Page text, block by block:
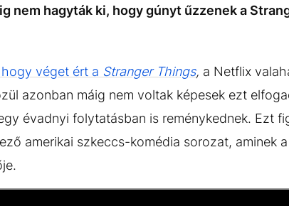
nem hagyták ki, hogy gúnyt űzzenek a
véget ért a Stranger Things, a Netflix
azonban máig nem voltak képesek ezt
évadnyi folytatásban is reménykednek. Ezt
amerikai szkeccs-komédia sorozat, aminek